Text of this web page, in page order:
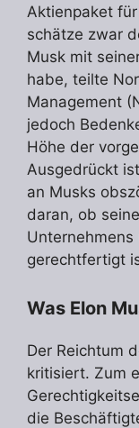
Aktienpaket
schätze zwar
Musk mit
habe, teilte
Management
jedoch
Höhe der
Ausgedrückt
an Musks
daran, ob
gerechtfertigt
Was Elon
Der Reichtum
kritisiert. Zum
die